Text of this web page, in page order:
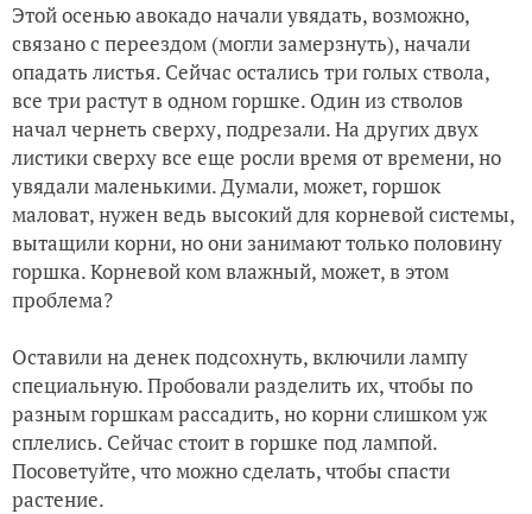
Этой осенью авокадо начали увядать, возможно,
связано с переездом (могли замерзнуть), начали
опадать листья. Сейчас остались три голых ствола,
все три растут в одном горшке. Один из стволов
начал чернеть сверху, подрезали. На других двух
листики сверху все еще росли время от времени, но
увядали маленькими. Думали, может, горшок
маловат, нужен ведь высокий для корневой системы,
вытащили корни, но они занимают только половину
горшка. Корневой ком влажный, может, в этом
проблема?
Оставили на денек подсохнуть, включили лампу
специальную. Пробовали разделить их, чтобы по
разным горшкам рассадить, но корни слишком уж
сплелись. Сейчас стоит в горшке под лампой.
Посоветуйте, что можно сделать, чтобы спасти
растение.